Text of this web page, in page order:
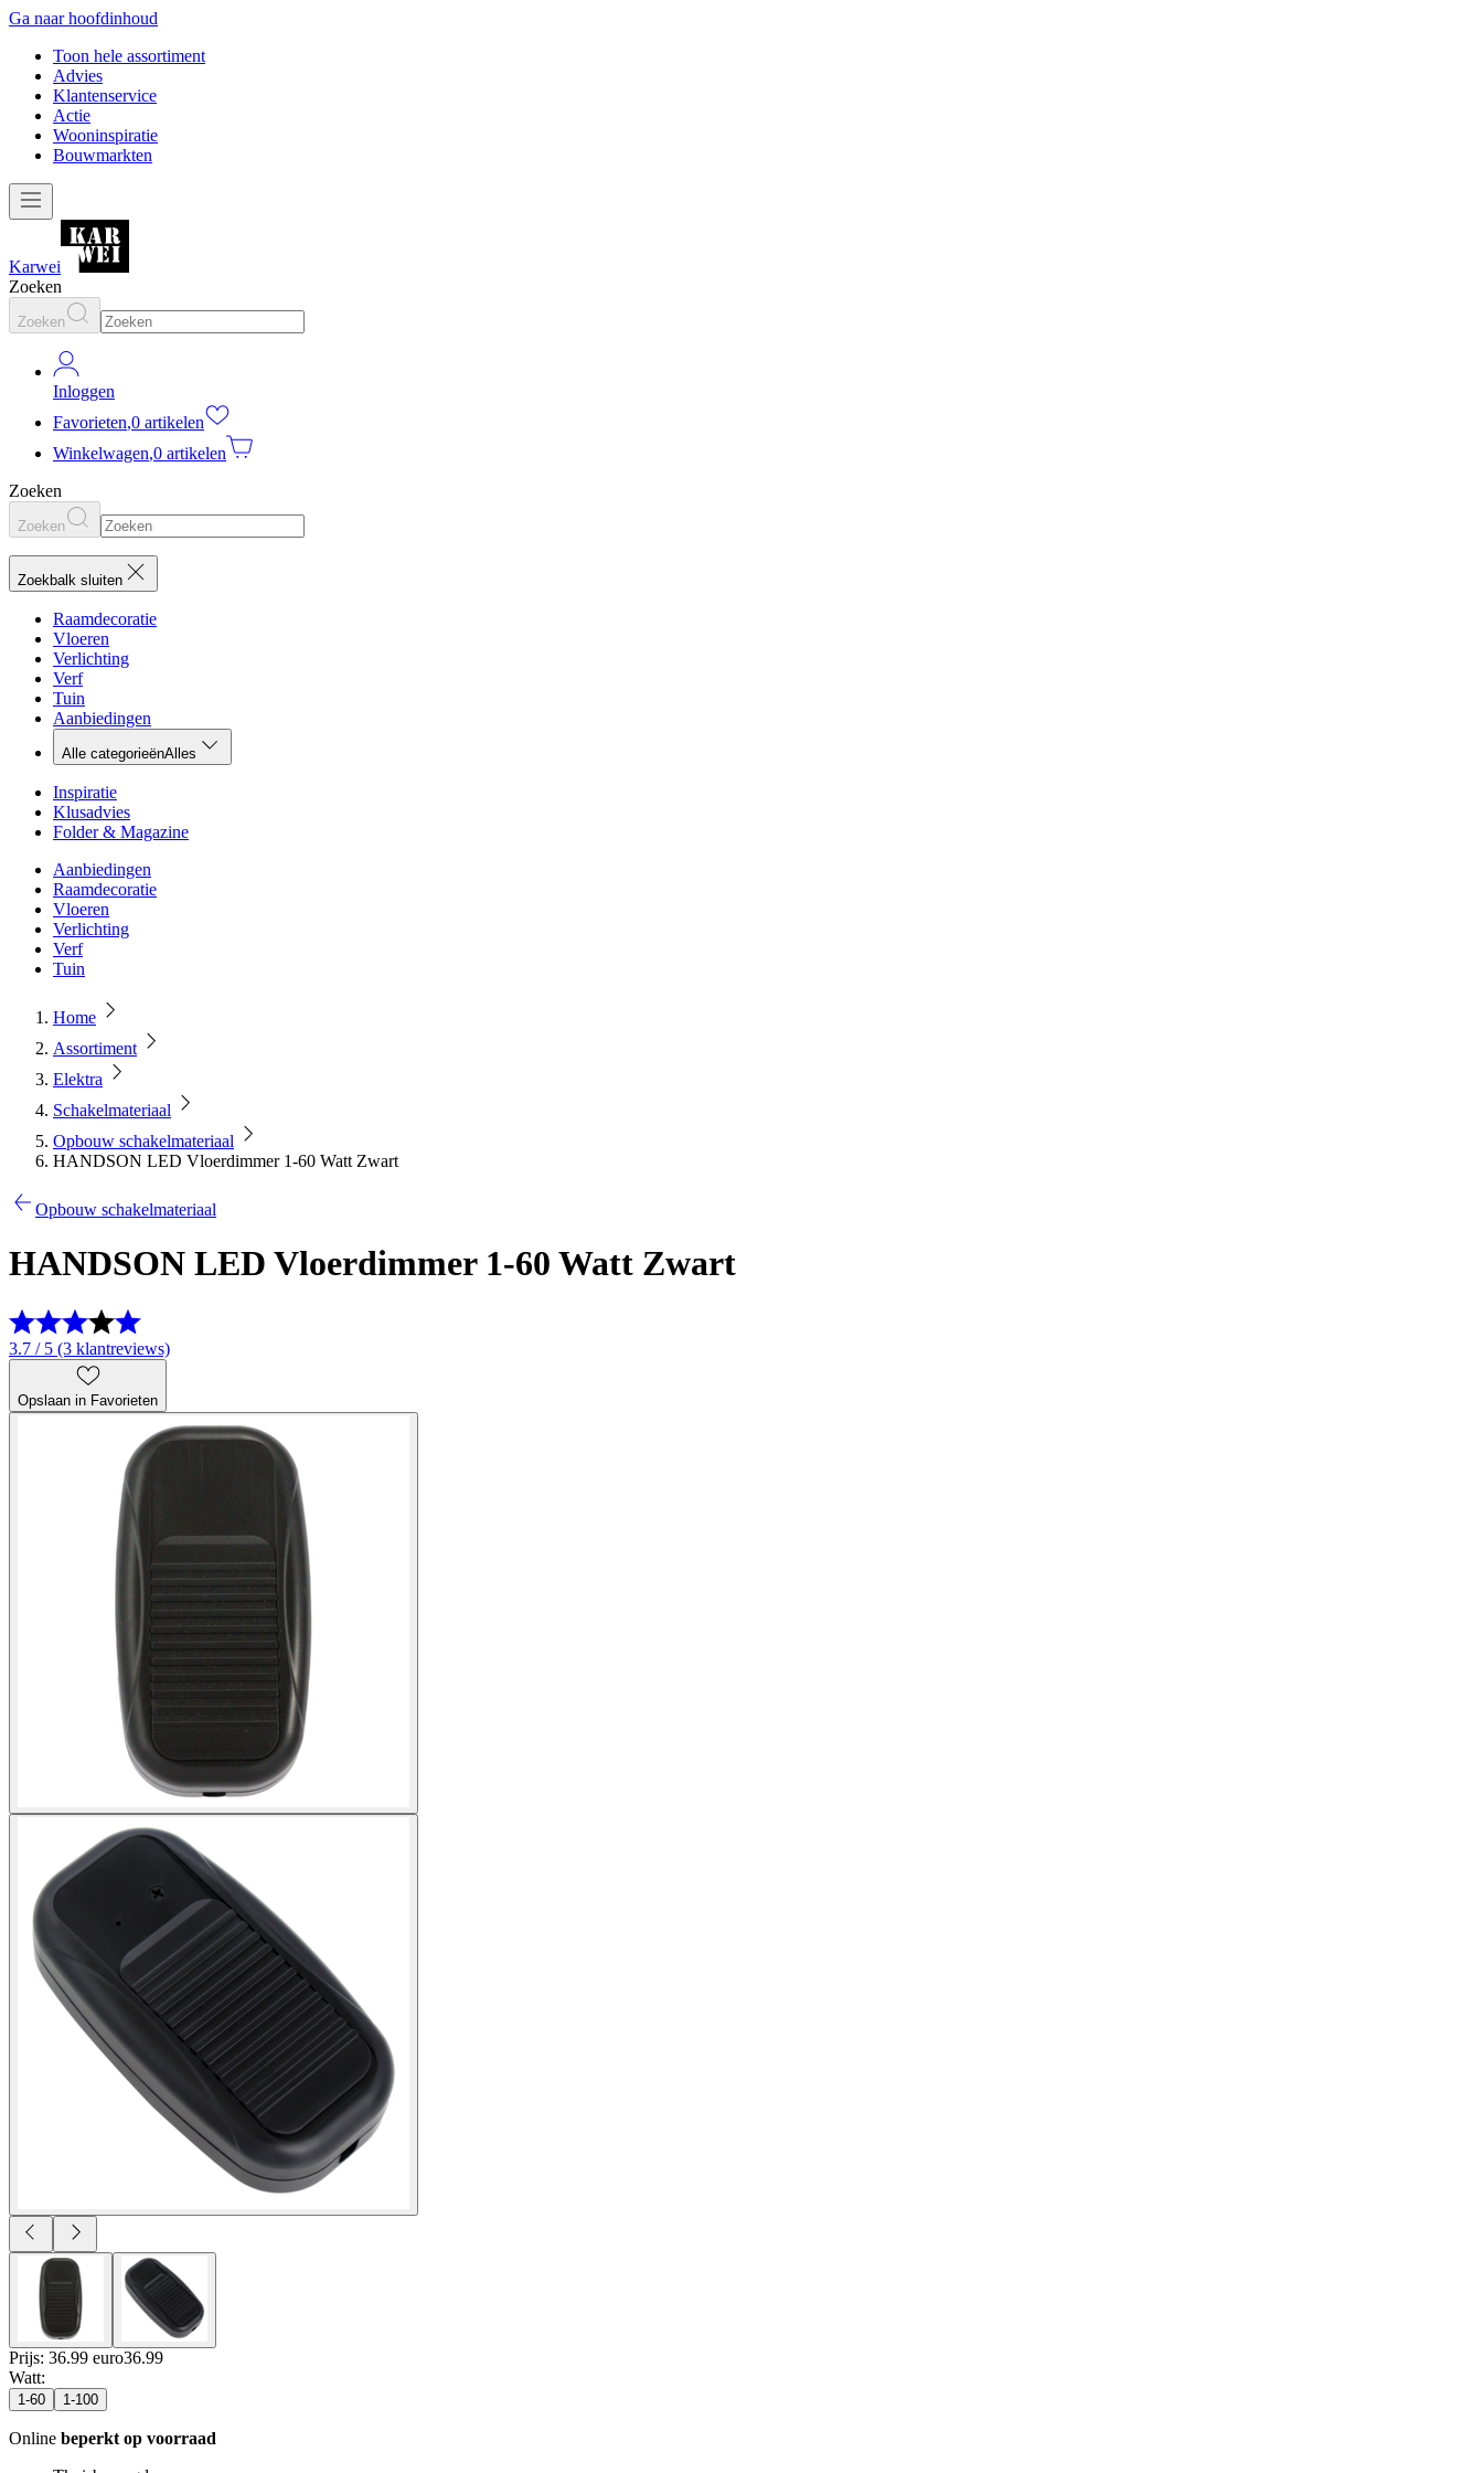
Ga naar hoofdinhoud
Toon hele assortiment
Advies
Klantenservice
Actie
Wooninspiratie
Bouwmarkten
Karwei
Zoeken
Zoeken
Inloggen
Favorieten,0 artikelen
Winkelwagen,0 artikelen
Zoeken
Zoeken
Zoekbalk sluiten
Raamdecoratie
Vloeren
Verlichting
Verf
Tuin
Aanbiedingen
Alle categorieënAlles
Inspiratie
Klusadvies
Folder & Magazine
Aanbiedingen
Raamdecoratie
Vloeren
Verlichting
Verf
Tuin
Home
Assortiment
Elektra
Schakelmateriaal
Opbouw schakelmateriaal
HANDSON LED Vloerdimmer 1-60 Watt Zwart
Opbouw schakelmateriaal
HANDSON LED Vloerdimmer 1-60 Watt Zwart
3.7 / 5 (3 klantreviews)
Opslaan in Favorieten
Prijs: 36.99 euro36.99
Watt:
1-60 1-100
Online beperkt op voorraad